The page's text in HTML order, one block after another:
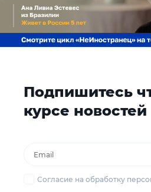
Подпишитесь
курсе новостей
Согласие на обработку